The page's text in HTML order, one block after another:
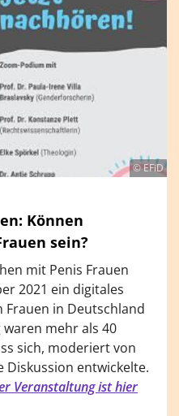
© EFiD
Können
sein?
mit Penis Frauen
2021 ein digitales
Frauen in Deutschland
waren mehr als 40
sich, moderiert von
Diskussion entwickelte.
Veranstaltung ist hier